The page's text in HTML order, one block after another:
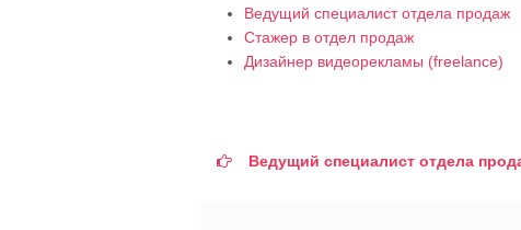
Ведущий специалист отдела продаж
Стажер в отдел продаж
Дизайнер видеорекламы (freelance)
Ведущий специалист отдела